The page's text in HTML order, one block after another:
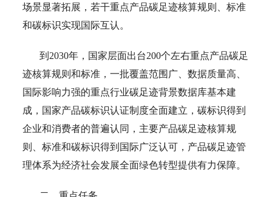
场景显著拓展，若干重点产品碳足迹核算规则、标准
和碳标识实现国际互认。
到2030年，国家层面出台200个左右重点产品碳足
迹核算规则和标准，一批覆盖范围广、数据质量高、
国际影响力强的重点行业碳足迹背景数据库基本建
成，国家产品碳标识认证制度全面建立，碳标识得到
企业和消费者的普遍认同，主要产品碳足迹核算规
则、标准和碳标识得到国际广泛认可，产品碳足迹管
理体系为经济社会发展全面绿色转型提供有力保障。